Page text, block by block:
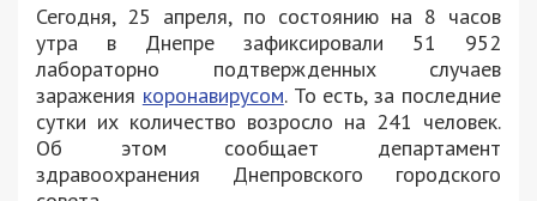
Сегодня, 25 апреля, по состоянию на 8 часов
утра в Днепре зафиксировали 51 952
лабораторно подтвержденных случаев
заражения коронавирусом. То есть, за последние
сутки их количество возросло на 241 человек.
Об этом сообщает департамент
здравоохранения Днепровского городского